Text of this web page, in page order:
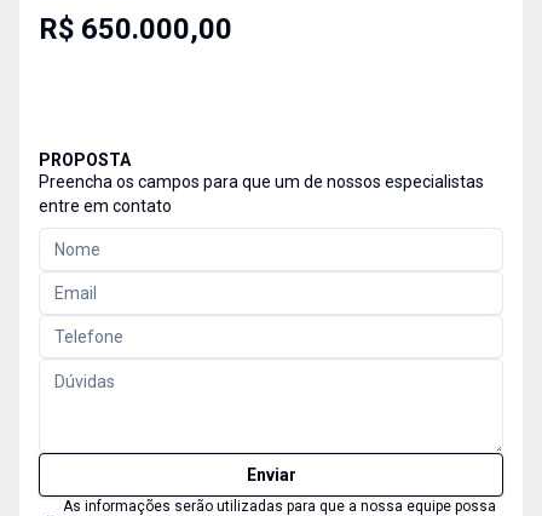
R$ 650.000,00
PROPOSTA
Preencha os campos para que um de nossos especialistas
entre em contato
Enviar
As informações serão utilizadas para que a nossa equipe possa